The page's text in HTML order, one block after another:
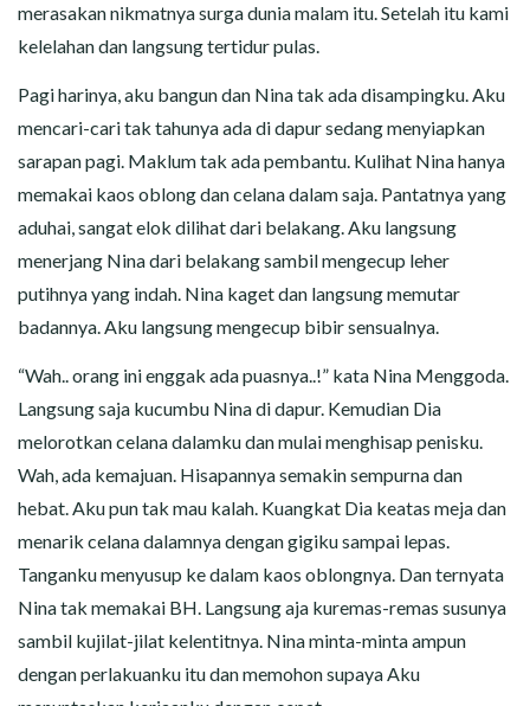
merasakan nikmatnya surga dunia malam itu. Setelah itu kami
kelelahan dan langsung tertidur pulas.
Pagi harinya, aku bangun dan Nina tak ada disampingku. Aku
mencari-cari tak tahunya ada di dapur sedang menyiapkan
sarapan pagi. Maklum tak ada pembantu. Kulihat Nina hanya
memakai kaos oblong dan celana dalam saja. Pantatnya yang
aduhai, sangat elok dilihat dari belakang. Aku langsung
menerjang Nina dari belakang sambil mengecup leher
putihnya yang indah. Nina kaget dan langsung memutar
badannya. Aku langsung mengecup bibir sensualnya.
“Wah.. orang ini enggak ada puasnya..!” kata Nina Menggoda.
Langsung saja kucumbu Nina di dapur. Kemudian Dia
melorotkan celana dalamku dan mulai menghisap penisku.
Wah, ada kemajuan. Hisapannya semakin sempurna dan
hebat. Aku pun tak mau kalah. Kuangkat Dia keatas meja dan
menarik celana dalamnya dengan gigiku sampai lepas.
Tanganku menyusup ke dalam kaos oblongnya. Dan ternyata
Nina tak memakai BH. Langsung aja kuremas-remas susunya
sambil kujilat-jilat kelentitnya. Nina minta-minta ampun
dengan perlakuanku itu dan memohon supaya Aku